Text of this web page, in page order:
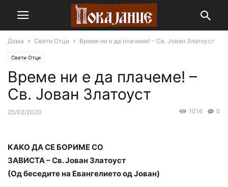
Дома Свети Отци Време ни е да плачеме! – Св. Јован Златоуст
Свети Отци
Време ни е да плачеме! –
Св. Јован Златоуст
25/02/2020 0
1016
КАКО ДА СЕ БОРИМЕ СО
ЗАВИСТА – Св. Јован Златоуст
(Од беседите на Евангелието од Јован)